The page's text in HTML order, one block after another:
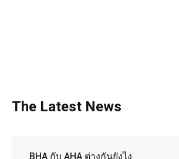
The Latest News